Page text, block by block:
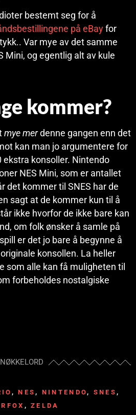
bestemt seg for å
på eBayfor
Var mye av det samme
Mini, og egentlig alt av kule
kommer?
mye merdenne gangen enn det
kan man jo argumentere for
ekstra konsoller. Nintendo
NES Mini, som er antallet
det kommer til SNES har de
sagt at de kommer kun til å
ikke hvorfor de ikke bare kan
om folk ønsker å samle på
er det jo bare å begynne å
konsollen. La heller
som alle kan få muligheten til
forbeholdes nostalgiske
NØKKELORD
,NES, NINTENDO, SNES,
,ZELDA